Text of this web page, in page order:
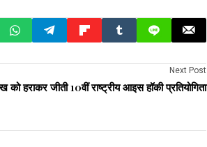
Next Post
को हराकर जीती 10वीं राष्‍ट्रीय आइस हॉकी प्रतियोगिता